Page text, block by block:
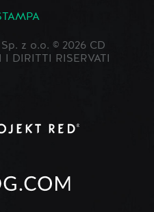
z o.o. © 2026 CD
DIRITTI RISERVATI